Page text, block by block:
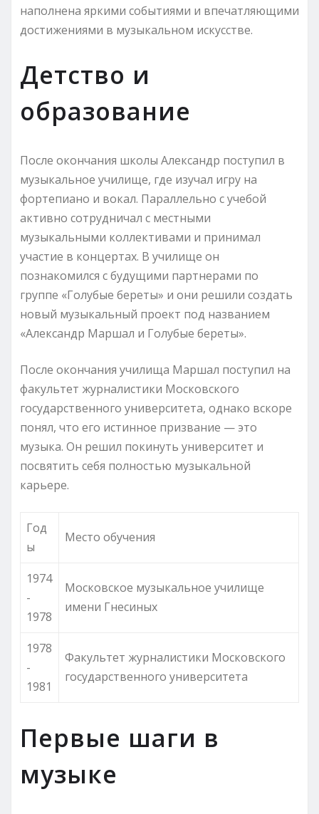
наполнена яркими событиями и впечатляющими
достижениями в музыкальном искусстве.
Детство и
образование
После окончания школы Александр поступил в
музыкальное училище, где изучал игру на
фортепиано и вокал. Параллельно с учебой
активно сотрудничал с местными
музыкальными коллективами и принимал
участие в концертах. В училище он
познакомился с будущими партнерами по
группе «Голубые береты» и они решили создать
новый музыкальный проект под названием
«Александр Маршал и Голубые береты».
После окончания училища Маршал поступил на
факультет журналистики Московского
государственного университета, однако вскоре
понял, что его истинное призвание — это
музыка. Он решил покинуть университет и
посвятить себя полностью музыкальной
карьере.
Год
ы
Место обучения
1974
-
1978
Московское музыкальное училище
имени Гнесиных
1978
-
1981
Факультет журналистики Московского
государственного университета
Первые шаги в
музыке